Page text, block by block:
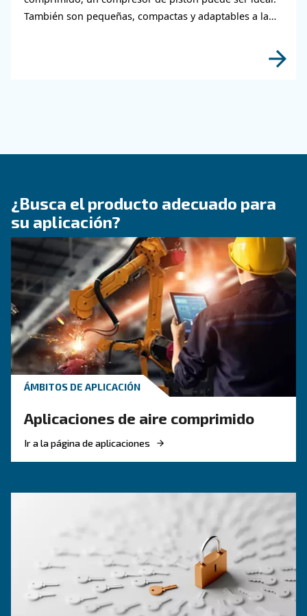
CONOZCA EL AIRE COMPRIMIDO
Aire comprimido en agricultura y agricultura:
condensado de los compresores de aire es
para la eficiencia.
La solución de compresor
pistón adecuada
Si se decide por un compresor de pistón, esta
guiará en la dirección correcta. También es útil